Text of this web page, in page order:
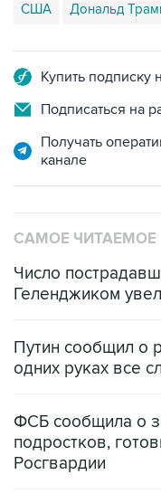
США Дональд
Купить подписку
Подписаться на
Получать
канале
САМОЕ ЧИТАЕМОЕ
Число
Геленджиком
Путин сообщил о
одних руках все
ФСБ сообщила о
подростков,
Росгвардии